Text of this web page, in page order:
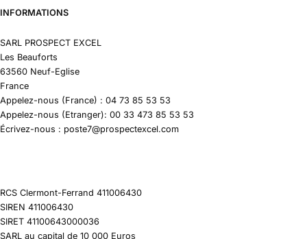
INFORMATIONS
SARL PROSPECT EXCEL
Les Beauforts
63560 Neuf-Eglise
France
Appelez-nous (France) : 04 73 85 53 53
Appelez-nous (Etranger): 00 33 473 85 53 53
Écrivez-nous : poste7@prospectexcel.com
RCS Clermont-Ferrand 411006430
SIREN 411006430
SIRET 41100643000036
SARL au capital de 10 000 Euros